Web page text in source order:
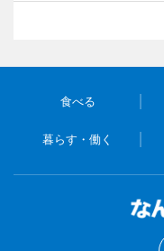
食べる
暮らす・働く